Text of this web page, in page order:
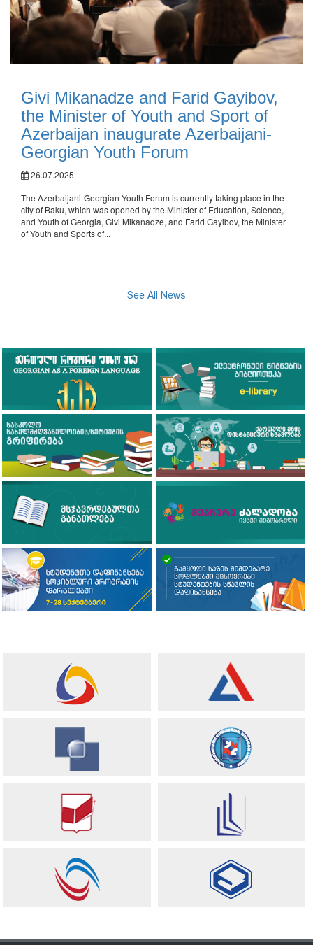
Givi Mikanadze and Farid Gayibov,
the Minister of Youth and Sport of
Azerbaijan inaugurate Azerbaijani-
Georgian Youth Forum
26.07.2025
The Azerbaijani-Georgian Youth Forum is currently taking place in the
city of Baku, which was opened by the Minister of Education, Science,
and Youth of Georgia, Givi Mikanadze, and Farid Gayibov, the Minister
of Youth and Sports of...
See All News